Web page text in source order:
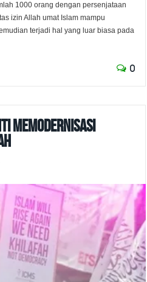
1000 orang dengan persenjataan
izin Allah umat Islam mampu
terjadi hal yang luar biasa pada
0
Memodernisasi